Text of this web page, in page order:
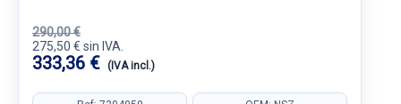
290,00 €
275,50 € sin IVA.
333,36 € (IVA incl.)